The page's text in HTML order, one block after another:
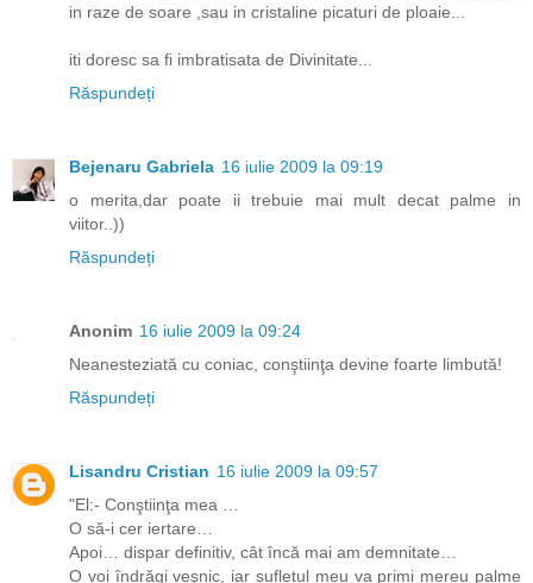
in raze de soare ,sau in cristaline picaturi de ploaie...
iti doresc sa fi imbratisata de Divinitate...
Răspundeți
Bejenaru Gabriela 16 iulie 2009 la 09:19
o merita,dar poate ii trebuie mai mult decat palme in
viitor..))
Răspundeți
Anonim 16 iulie 2009 la 09:24
Neanesteziată cu coniac, conştiinţa devine foarte limbută!
Răspundeți
Lisandru Cristian 16 iulie 2009 la 09:57
"El:- Conştiinţa mea …
O să-i cer iertare…
Apoi… dispar definitiv, cât încă mai am demnitate…
O voi îndrăgi veşnic, iar sufletul meu va primi mereu palme